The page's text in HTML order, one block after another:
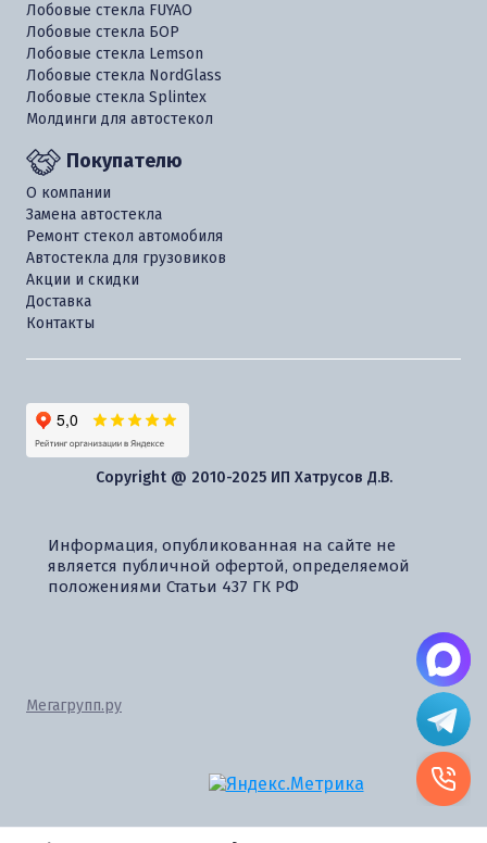
Лобовые стекла FUYAO
Лобовые стекла БОР
Лобовые стекла Lemson
Лобовые стекла NordGlass
Лобовые стекла Splintex
Молдинги для автостекол
Покупателю
О компании
Замена автостекла
Ремонт стекол автомобиля
Автостекла для грузовиков
Акции и скидки
Доставка
Контакты
Copyright @ 2010-2025 ИП Хатрусов Д.В.
Информация, опубликованная на сайте не
является публичной офертой, определяемой
положениями Статьи 437 ГК РФ
Мегагрупп.ру